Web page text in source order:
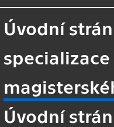
Úvodní
Úvodní